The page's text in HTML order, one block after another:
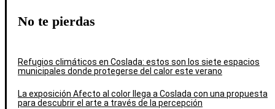
No te pierdas
Refugios climáticos en Coslada: estos son los siete espacios
municipales donde protegerse del calor este verano
La exposición Afecto al color llega a Coslada con una propuesta
para descubrir el arte a través de la percepción